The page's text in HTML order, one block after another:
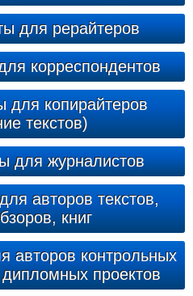
для рерайтеров
корреспондентов
для копирайтеров
текстов)
для журналистов
авторов текстов,
книг
авторов контрольных
проектов